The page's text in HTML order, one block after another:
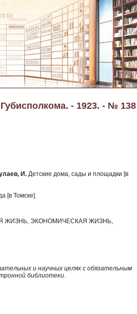
- 1923. - № 138
И. Детские дома, сады и площадки [в
[в Томске].
ЖИЗНЬ, ЭКОНОМИЧЕСКАЯ ЖИЗНЬ,
и научных целях с обязательным
библиотеки.